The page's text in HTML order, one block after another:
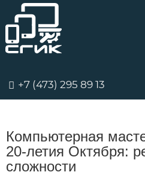
+7 (473) 295 89 13
Компьютерная
20-летия Октября:
сложности